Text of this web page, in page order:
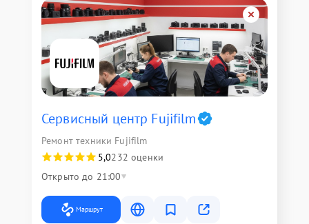
Сервисный центр Fujifilm
Ремонт техники Fujifilm
5,0232 оценки
Открыто до 21:00
Маршрут